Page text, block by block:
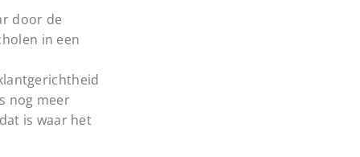
door de
in een
nog meer
is waar het